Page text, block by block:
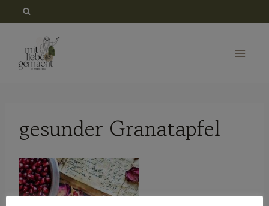
springen
gesunder Granatapfel